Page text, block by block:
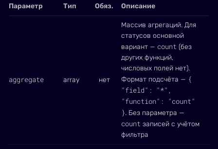
Параметр Тип Обяз. Описание
aggregate array нет
Массив агрегаций. Для
статусов основной
вариант — count (без
других функций,
числовых полей нет).
Формат подсчёта — {
"field": "*",
"function": "count"
}. Без параметра —
count записей с учётом
фильтра